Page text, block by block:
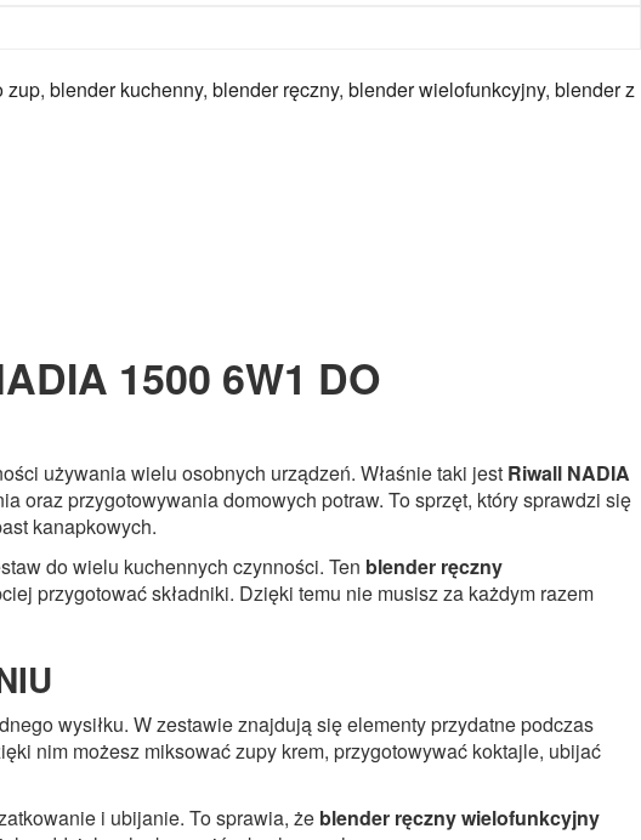
zup, blender kuchenny, blender ręczny, blender wielofunkcyjny, blender z
1500 6W1 DO
używania wielu osobnych urządzeń. Właśnie taki jest Riwall NADIA
oraz przygotowywania domowych potraw. To sprzęt, który sprawdzi się
kanapkowych.
do wielu kuchennych czynności. Ten blender ręczny
przygotować składniki. Dzięki temu nie musisz za każdym razem
wysiłku. W zestawie znajdują się elementy przydatne podczas
nim możesz miksować zupy krem, przygotowywać koktajle, ubijać
i ubijanie. To sprawia, że blender ręczny wielofunkcyjny